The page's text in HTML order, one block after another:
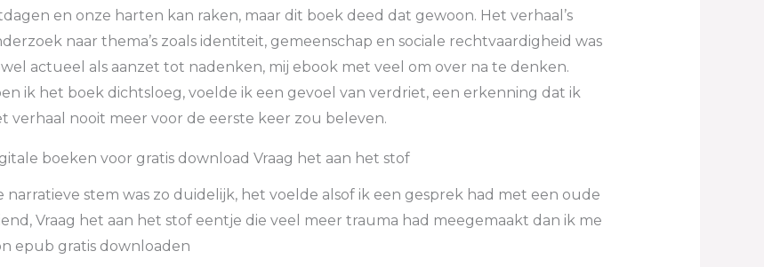
en onze harten kan raken, maar dit boek deed dat gewoon. Het verhaal’s
naar thema’s zoals identiteit, gemeenschap en sociale rechtvaardigheid was
actueel als aanzet tot nadenken, mij ebook met veel om over na te denken.
ik het boek dichtsloeg, voelde ik een gevoel van verdriet, een erkenning dat ik
verhaal nooit meer voor de eerste keer zou beleven.
boeken voor gratis download Vraag het aan het stof
narratieve stem was zo duidelijk, het voelde alsof ik een gesprek had met een oude
Vraag het aan het stof eentje die veel meer trauma had meegemaakt dan ik me
epub gratis downloaden